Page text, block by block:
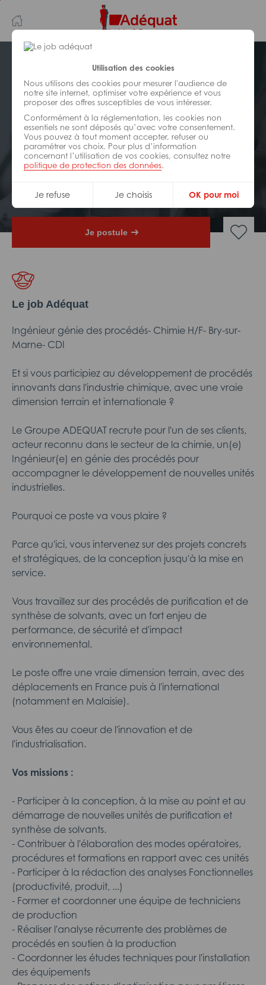
Utilisation des cookies
Nous utilisons des cookies pour mesurer l'audience de
notre site internet, optimiser votre expérience et vous
proposer des offres susceptibles de vous intéresser.
Conformément à la réglementation, les cookies non
essentiels ne sont déposés qu’avec votre consentement.
Vous pouvez à tout moment accepter, refuser ou
paramétrer vos choix. Pour plus d’information
concernant l’utilisation de vos cookies, consultez notre
politique de protection des données.
Je refuse Je choisis OK pour moi
au
contenu
principal
navigation
INDUSTRIE/FABRICATION/
TRANSFORMATION
Réf : ZA4-322806
Ingénieur génie des procédés –
chimie H/F
Je postule
Le job Adéquat
Ingénieur génie des procédés- Chimie H/F- Bry-sur-
Marne- CDI
Et si vous participiez au développement de procédés
innovants dans l'industrie chimique, avec une vraie
dimension terrain et internationale ?
Le Groupe ADEQUAT recrute pour l'un de ses clients,
acteur reconnu dans le secteur de la chimie, un(e)
Ingénieur(e) en génie des procédés pour
accompagner le développement de nouvelles unités
industrielles.
Pourquoi ce poste va vous plaire ?
Parce qu'ici, vous intervenez sur des projets concrets
et stratégiques, de la conception jusqu'à la mise en
service.
Vous travaillez sur des procédés de purification et de
synthèse de solvants, avec un fort enjeu de
performance, de sécurité et d'impact
environnemental.
Le poste offre une vraie dimension terrain, avec des
déplacements en France puis à l'international
(notamment en Malaisie).
Vous êtes au coeur de l'innovation et de
l'industrialisation.
Vos missions :
- Participer à la conception, à la mise au point et au
démarrage de nouvelles unités de purification et
synthèse de solvants.
- Contribuer à l'élaboration des modes opératoires,
procédures et formations en rapport avec ces unités
- Participer à la rédaction des analyses Fonctionnelles
(productivité, produit, ...)
- Former et coordonner une équipe de techniciens
de production
- Réaliser l'analyse récurrente des problèmes de
procédés en soutien à la production
- Coordonner les études techniques pour l'installation
des équipements